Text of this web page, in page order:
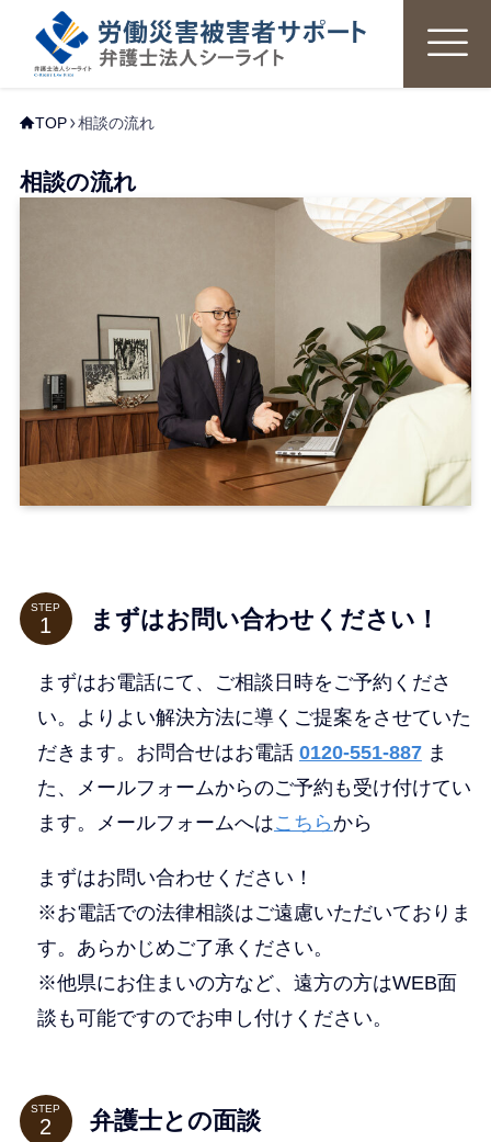
TOP 相談の流れ
相談の流れ
STEP まずはお問い合わせください！
まずはお電話にて、ご相談日時をご予約くださ
い。よりよい解決方法に導くご提案をさせていた
だきます。お問合せはお電話 0120-551-887ま
た、メールフォームからのご予約も受け付けてい
ます。メールフォームへはこちらから
まずはお問い合わせください！
※お電話での法律相談はご遠慮いただいておりま
す。あらかじめご了承ください。
※他県にお住まいの方など、遠方の方はWEB面
談も可能ですのでお申し付けください。
STEP 弁護士との面談